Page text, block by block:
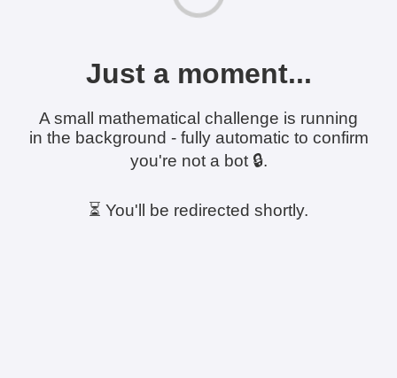
Just a moment...
A small mathematical challenge is running
in the background - fully automatic to confirm
you're not a bot 🔒.
⏳ You'll be redirected shortly.